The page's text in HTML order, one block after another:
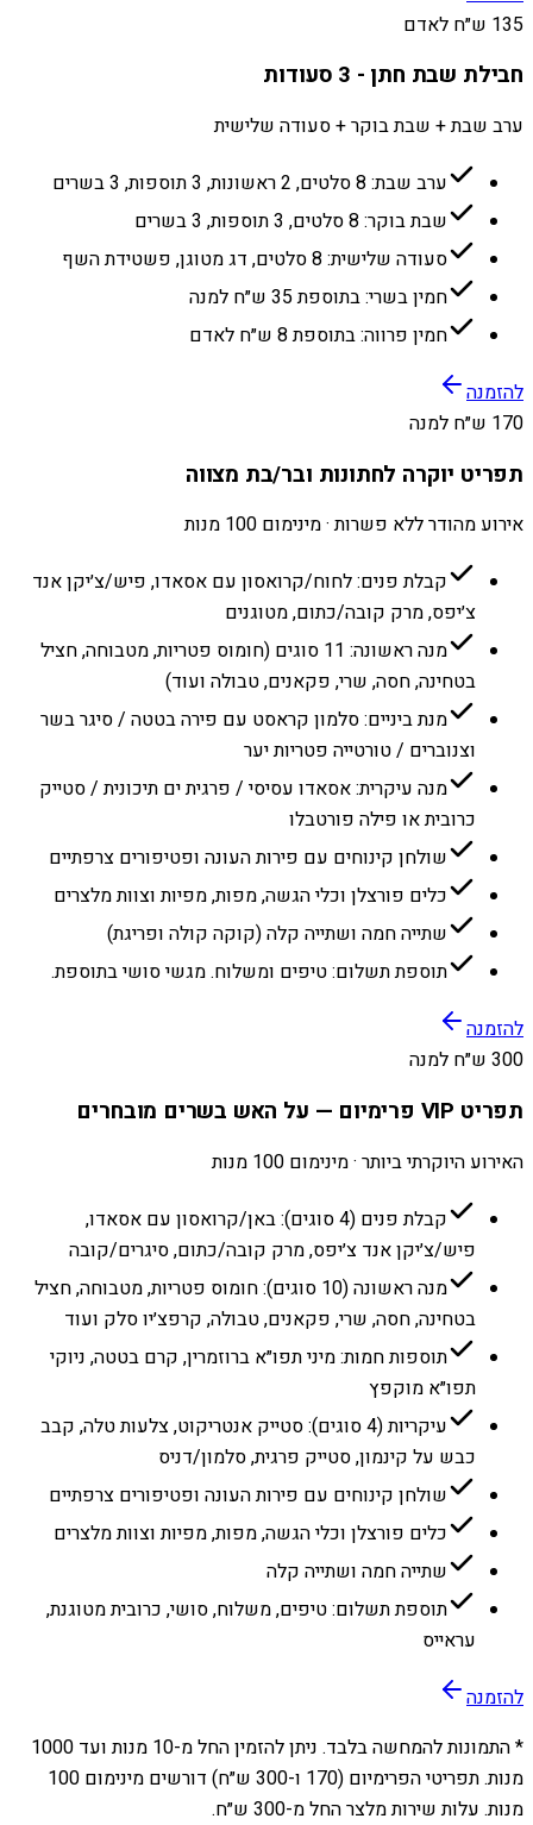
135 ש״ח לאדם
חבילת שבת חתן - 3 סעודות
ערב שבת + שבת בוקר + סעודה שלישית
ערב שבת: 8 סלטים, 2 ראשונות, 3 תוספות, 3 בשרים
שבת בוקר: 8 סלטים, 3 תוספות, 3 בשרים
סעודה שלישית: 8 סלטים, דג מטוגן, פשטידת השף
חמין בשרי: בתוספת 35 ש״ח למנה
חמין פרווה: בתוספת 8 ש״ח לאדם
להזמנה
170 ש״ח למנה
תפריט יוקרה לחתונות ובר/בת מצווה
אירוע מהודר ללא פשרות · מינימום 100 מנות
קבלת פנים: לחוח/קרואסון עם אסאדו, פיש/צ׳יקן אנד
צ׳יפס, מרק קובה/כתום, מטוגנים
מנה ראשונה: 11 סוגים (חומוס פטריות, מטבוחה, חציל
בטחינה, חסה, שרי, פקאנים, טבולה ועוד)
מנת ביניים: סלמון קראסט עם פירה בטטה / סיגר בשר
וצנוברים / טורטייה פטריות יער
מנה עיקרית: אסאדו עסיסי / פרגית ים תיכונית / סטייק
כרובית או פילה פורטבלו
שולחן קינוחים עם פירות העונה ופטיפורים צרפתיים
כלים פורצלן וכלי הגשה, מפות, מפיות וצוות מלצרים
שתייה חמה ושתייה קלה (קוקה קולה ופריגת)
תוספת תשלום: טיפים ומשלוח. מגשי סושי בתוספת.
להזמנה
300 ש״ח למנה
תפריט VIP פרימיום — על האש בשרים מובחרים
האירוע היוקרתי ביותר · מינימום 100 מנות
קבלת פנים (4 סוגים): באן/קרואסון עם אסאדו,
פיש/צ׳יקן אנד צ׳יפס, מרק קובה/כתום, סיגרים/קובה
מנה ראשונה (10 סוגים): חומוס פטריות, מטבוחה, חציל
בטחינה, חסה, שרי, פקאנים, טבולה, קרפצ׳יו סלק ועוד
תוספות חמות: מיני תפו״א ברוזמרין, קרם בטטה, ניוקי
תפו״א מוקפץ
עיקריות (4 סוגים): סטייק אנטריקוט, צלעות טלה, קבב
כבש על קינמון, סטייק פרגית, סלמון/דניס
שולחן קינוחים עם פירות העונה ופטיפורים צרפתיים
כלים פורצלן וכלי הגשה, מפות, מפיות וצוות מלצרים
שתייה חמה ושתייה קלה
תוספת תשלום: טיפים, משלוח, סושי, כרובית מטוגנת,
עראייס
להזמנה
* התמונות להמחשה בלבד. ניתן להזמין החל מ-10 מנות ועד 1000
מנות. תפריטי הפרימיום (170 ו-300 ש״ח) דורשים מינימום 100
מנות. עלות שירות מלצר החל מ-300 ש״ח.